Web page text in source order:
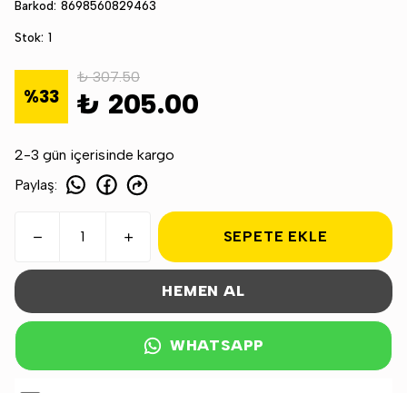
Barkod: 8698560829463
Stok: 1
%33
₺ 307.50
₺ 205.00
2-3 gün içerisinde kargo
Paylaş:
SEPETE EKLE
HEMEN AL
WHATSAPP